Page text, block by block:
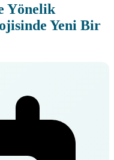
Yönelik
Yeni Bir